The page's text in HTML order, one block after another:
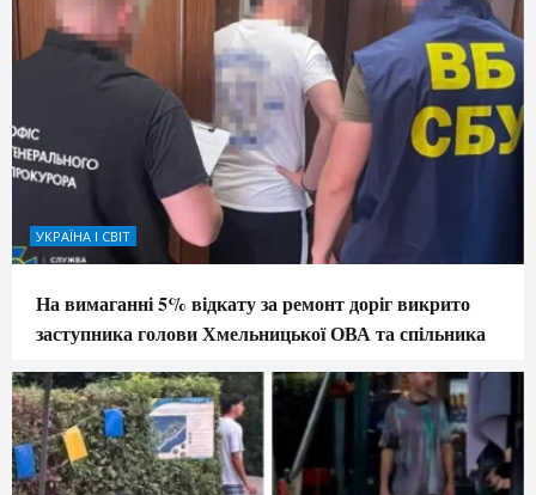
УКРАЇНА І СВІТ
На вимаганні 5% відкату за ремонт доріг викрито
заступника голови Хмельницької ОВА та спільника